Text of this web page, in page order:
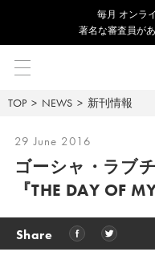
毎⽉ オンラ
著名な審査員が
TOP NEWS 新刊情報
29 June 2016
ゴーシャ・ラブ
『THE DAY OF
Share